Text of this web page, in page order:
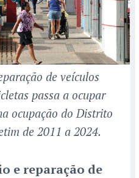
de veículos
passa a ocupar
ocupação do Distrito
de 2011 a 2024.
e reparação de